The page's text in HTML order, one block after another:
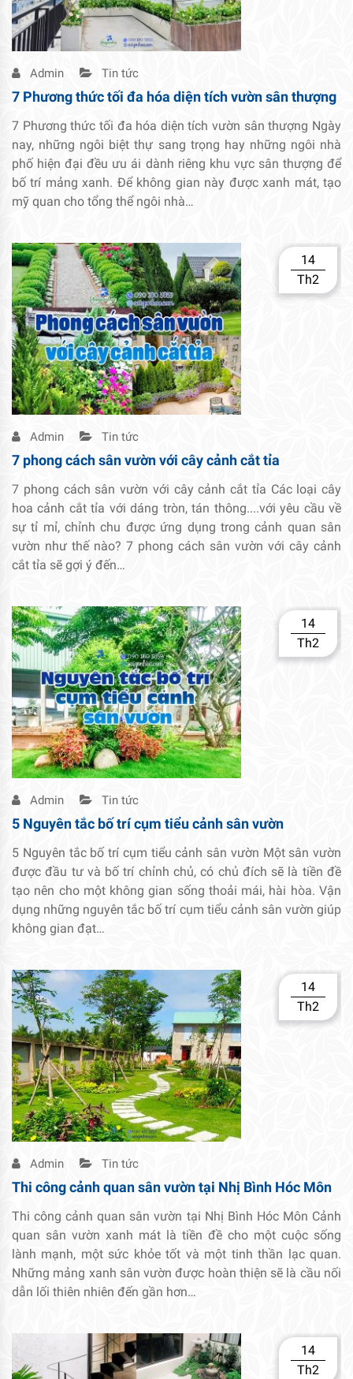
Admin Tin tức
7 Phương thức tối đa hóa diện tích vườn sân thượng
7 Phương thức tối đa hóa diện tích vườn sân thượng Ngày
nay, những ngôi biệt thự sang trọng hay những ngôi nhà
phố hiện đại đều ưu ái dành riêng khu vực sân thượng để
bố trí mảng xanh. Để không gian này được xanh mát, tạo
mỹ quan cho tổng thể ngôi nhà…
14
Th2
Admin Tin tức
7 phong cách sân vườn với cây cảnh cắt tỉa
7 phong cách sân vườn với cây cảnh cắt tỉa Các loại cây
hoa cảnh cắt tỉa với dáng tròn, tán thông....với yêu cầu về
sự tỉ mỉ, chỉnh chu được ứng dụng trong cảnh quan sân
vườn như thế nào? 7 phong cách sân vườn với cây cảnh
cắt tỉa sẽ gợi ý đến…
14
Th2
Admin Tin tức
5 Nguyên tắc bố trí cụm tiểu cảnh sân vườn
5 Nguyên tắc bố trí cụm tiểu cảnh sân vườn Một sân vườn
được đầu tư và bố trí chỉnh chủ, có chủ đích sẽ là tiền đề
tạo nên cho một không gian sống thoải mái, hài hòa. Vận
dụng những nguyên tắc bố trí cụm tiểu cảnh sân vườn giúp
không gian đạt…
14
Th2
Admin Tin tức
Thi công cảnh quan sân vườn tại Nhị Bình Hóc Môn
Thi công cảnh quan sân vườn tại Nhị Bình Hóc Môn Cảnh
quan sân vườn xanh mát là tiền đề cho một cuộc sống
lành mạnh, một sức khỏe tốt và một tinh thần lạc quan.
Những mảng xanh sân vườn được hoàn thiện sẽ là cầu nối
dẫn lối thiên nhiên đến gần hơn…
14
Th2